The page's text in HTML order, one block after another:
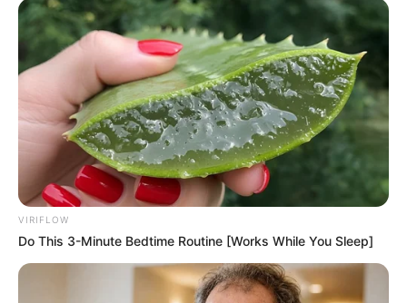
VIRIFLOW
Do This 3-Minute Bedtime Routine [Works While You Sleep]